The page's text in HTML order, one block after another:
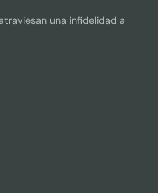
una infidelidad a